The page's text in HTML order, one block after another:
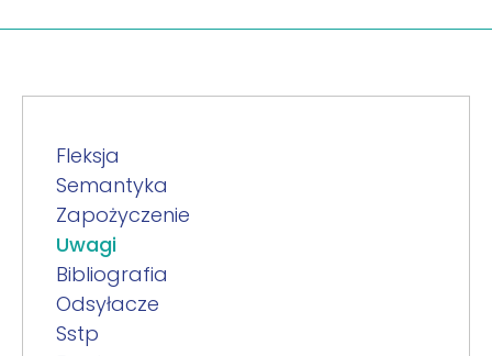
Fleksja
Semantyka
Zapożyczenie
Uwagi
Bibliografia
Odsyłacze
Sstp